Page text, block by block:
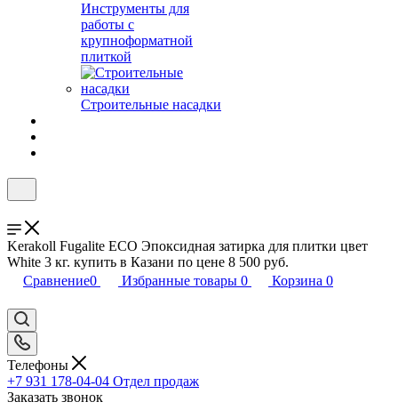
Инструменты для
работы с
крупноформатной
плиткой
Строительные насадки
Kerakoll Fugalite ECO Эпоксидная затирка для плитки цвет
White 3 кг. купить в Казани по цене 8 500 руб.
Сравнение0 Избранные товары 0 Корзина 0
Телефоны
+7 931 178-04-04 Отдел продаж
Заказать звонок